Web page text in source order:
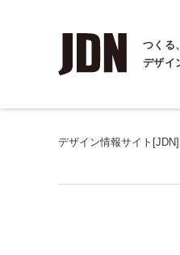
つくる
デザイ
デザイン情報サイト[JDN]